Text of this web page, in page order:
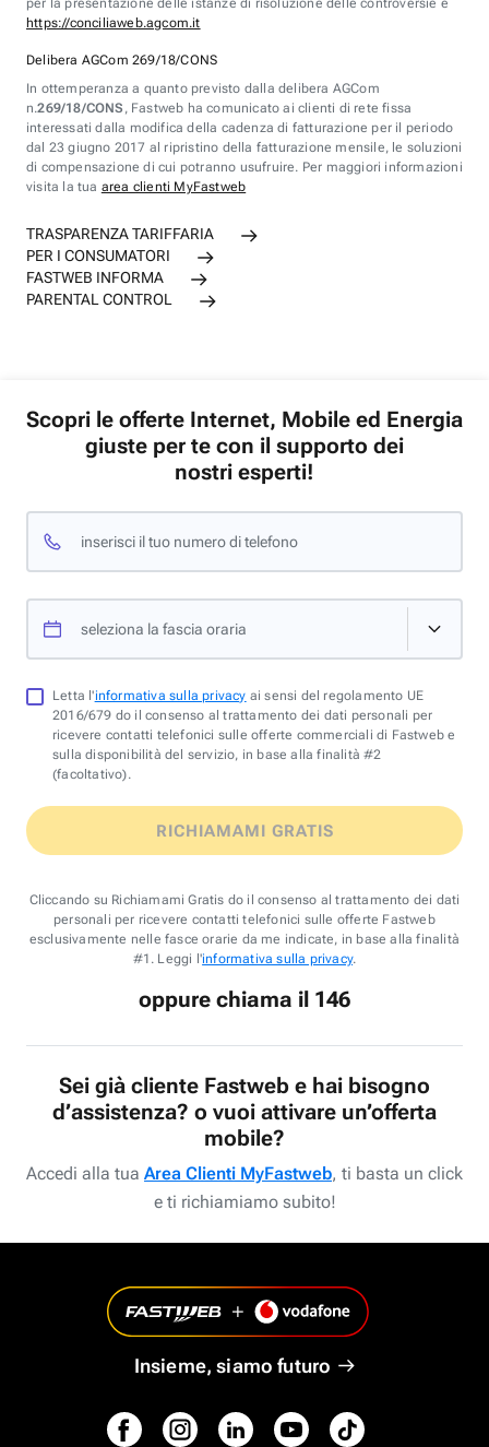
per la presentazione delle istanze di risoluzione delle controversie è
https://conciliaweb.agcom.it
Delibera AGCom 269/18/CONS
In ottemperanza a quanto previsto dalla delibera AGCom
n.269/18/CONS , Fastweb ha comunicato ai clienti di rete fissa
interessati dalla modifica della cadenza di fatturazione per il periodo
dal 23 giugno 2017 al ripristino della fatturazione mensile, le soluzioni
di compensazione di cui potranno usufruire. Per maggiori informazioni
visita la tua area clienti MyFastweb
TRASPARENZA TARIFFARIA
PER I CONSUMATORI
FASTWEB INFORMA
PARENTAL CONTROL
Scopri le offerte Internet, Mobile ed Energia
giuste per te con il supporto dei
nostri esperti!
inserisci il tuo numero di telefono
seleziona la fascia oraria
Letta l'informativa sulla privacy ai sensi del regolamento UE
2016/679 do il consenso al trattamento dei dati personali per
ricevere contatti telefonici sulle offerte commerciali di Fastweb e
sulla disponibilità del servizio, in base alla finalità #2
(facoltativo).
RICHIAMAMI GRATIS
Cliccando su Richiamami Gratis do il consenso al trattamento dei dati
personali per ricevere contatti telefonici sulle offerte Fastweb
esclusivamente nelle fasce orarie da me indicate, in base alla finalità
#1. Leggi l'informativa sulla privacy.
oppure chiama il 146
Sei già cliente Fastweb e hai bisogno
d’assistenza? o vuoi attivare un’offerta
mobile?
Accedi alla tua Area Clienti MyFastweb, ti basta un click
e ti richiamiamo subito!
Insieme, siamo futuro